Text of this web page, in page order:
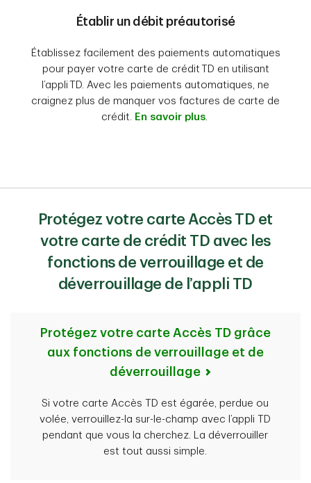
Établir un débit préautorisé
Établissez facilement des paiements automatiques
pour payer votre carte de crédit TD en utilisant
l’appli TD. Avec les paiements automatiques, ne
craignez plus de manquer vos factures de carte de
crédit.
En savoir plus.
Protégez votre carte Accès TD et
votre carte de crédit TD avec les
fonctions de verrouillage et de
déverrouillage de l’appli TD
Protégez votre carte Accès TD grâce
aux fonctions de verrouillage et de
déverrouillage
Si votre carte Accès TD est égarée, perdue ou
volée, verrouillez-la sur-le-champ avec l’appli TD
pendant que vous la cherchez. La déverrouiller
est tout aussi simple.